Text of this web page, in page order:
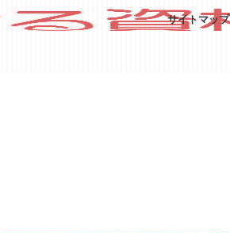
サイトマップ